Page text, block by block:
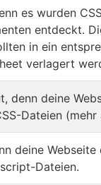
es wurden
entdeckt.
in ein
verlagert
denn deine
Dateien (mehr
deine Webseite
Dateien.